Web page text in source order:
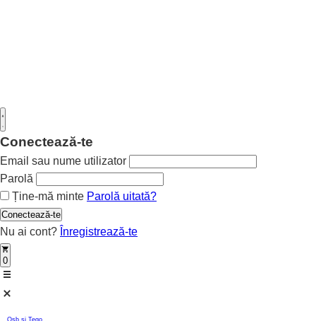
Conectează-te
Email sau nume utilizator
Parolă
Ține-mă minte Parolă uitată?
Conectează-te
Nu ai cont? Înregistrează-te
0
Osb si Tego